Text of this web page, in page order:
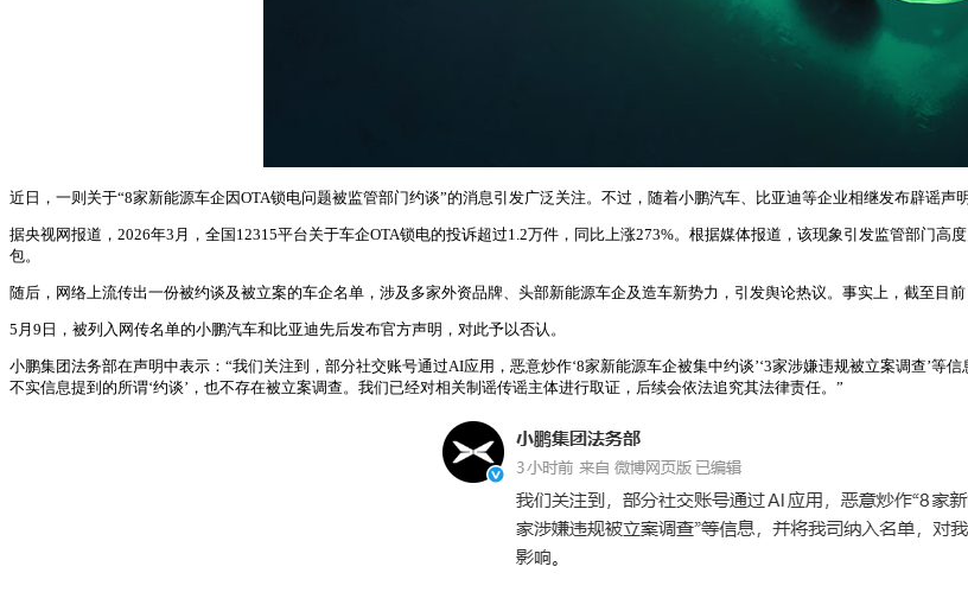
近日，一则关于“8家新能源车企因OTA锁电问题被监管部门约谈”的消息引发广泛关注。不过，随着小鹏汽车、比亚迪等企业相继发布辟谣声
据央视网报道，2026年3月，全国12315平台关于车企OTA锁电的投诉超过1.2万件，同比上涨273%。根据媒体报道，该现象引发监管部门
包。
随后，网络上流传出一份被约谈及被立案的车企名单，涉及多家外资品牌、头部新能源车企及造车新势力，引发舆论热议。事实上，截至目
5月9日，被列入网传名单的小鹏汽车和比亚迪先后发布官方声明，对此予以否认。
小鹏集团法务部在声明中表示：“我们关注到，部分社交账号通过AI应用，恶意炒作‘8家新能源车企被集中约谈’‘3家涉嫌违规被立案调查’
不实信息提到的所谓‘约谈’，也不存在被立案调查。我们已经对相关制谣传谣主体进行取证，后续会依法追究其法律责任。”